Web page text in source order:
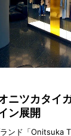
ニツカタ
ン展開
ンド「Onitsuka